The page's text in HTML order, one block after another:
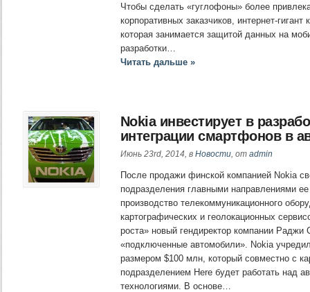
Чтобы сделать «гуглофоны» более
корпоративных заказчиков, интернет-
которая занимается защитой данных на
разработки…
Читать дальше »
Nokia инвестирует в
интеграции смартфонов в
Июнь 23rd, 2014, в Новости, от admin
После продажи финской компанией Nokia
подразделения главными направлениями ее
производство телекоммуникационного
картографических и геолокационных
роста» новый гендиректор компании Раджи
«подключенные автомобили». Nokia
размером $100 млн, который совместно с
подразделением Here будет работать над
технологиями. В основе…